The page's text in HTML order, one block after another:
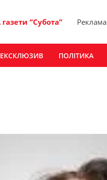
“Субота” Реклама
ПОЛІТИКА